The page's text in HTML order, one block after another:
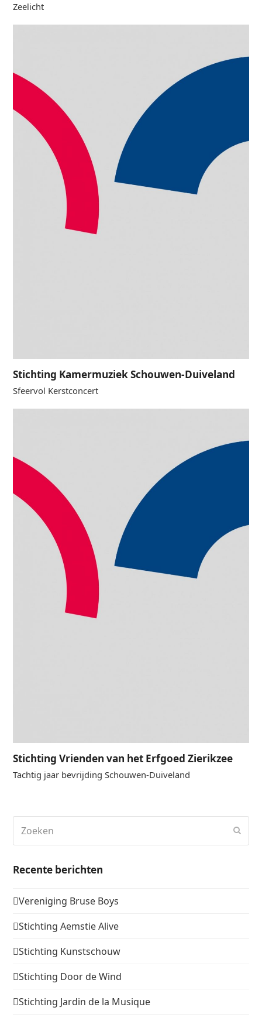
Zeelicht
Stichting Kamermuziek Schouwen-Duiveland
Sfeervol Kerstconcert
Stichting Vrienden van het Erfgoed Zierikzee
Tachtig jaar bevrijding Schouwen-Duiveland
Recente berichten
Vereniging Bruse Boys
Stichting Aemstie Alive
Stichting Kunstschouw
Stichting Door de Wind
Stichting Jardin de la Musique